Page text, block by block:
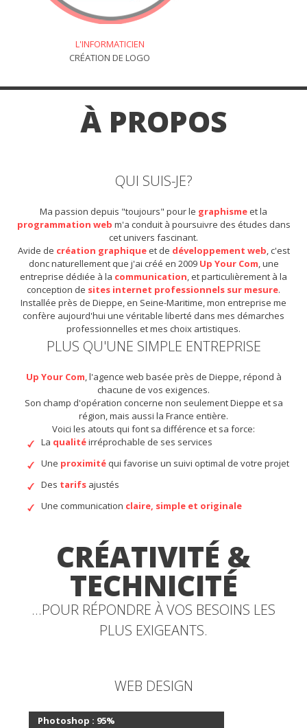
L'INFORMATICIEN
CRÉATION DE LOGO
À PROPOS
QUI SUIS-JE?
Ma passion depuis "toujours" pour le graphisme et la
programmation web m'a conduit à poursuivre des études dans
cet univers fascinant.
Avide de création graphiqueet de développement web, c'est
donc naturellement que j'ai créé en 2009 Up Your Com, une
entreprise dédiée à la communication, et particulièrement à la
conception de sites internet professionnels sur mesure.
Installée près de Dieppe, en Seine-Maritime, mon entreprise me
confère aujourd'hui une véritable liberté dans mes démarches
professionnelles et mes choix artistiques.
PLUS QU'UNE SIMPLE ENTREPRISE
Up Your Com, l'agence web basée près de Dieppe, répond à
chacune de vos exigences.
Son champ d'opération concerne non seulement Dieppe et sa
région, mais aussi la France entière.
Voici les atouts qui font sa différence et sa force:
La qualitéirréprochable de ses services
Une proximité qui favorise un suivi optimal de votre projet
Des tarifs ajustés
Une communication claire, simple et originale
CRÉATIVITÉ &
TECHNICITÉ
...POUR RÉPONDRE À VOS BESOINS LES
PLUS EXIGEANTS.
WEB DESIGN
Photoshop : 95%